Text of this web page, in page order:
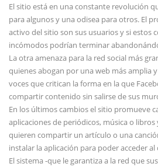
El sitio está en una constante revolución
para algunos y una odisea para otros. El
activo del sitio son sus usuarios y si estos
incómodos podrían terminar
La otra amenaza para la red social más
quienes abogan por una web más amplia
voces que critican la forma en la que
compartir contenido sin salirse de sus
En los últimos cambios el sitio promueve
aplicaciones de periódicos, música o
quieren compartir un artículo o una
instalar la aplicación para poder acceder
El sistema -que le garantiza a la red que